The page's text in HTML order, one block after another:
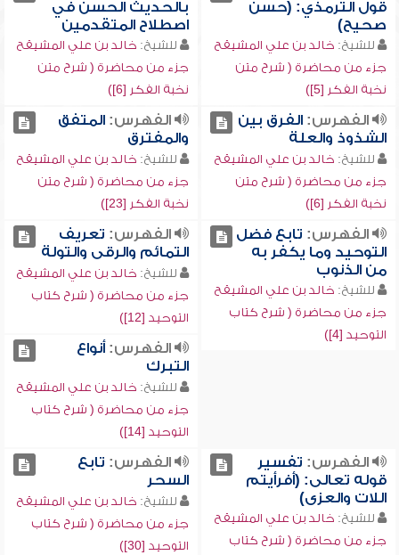
قول الترمذي: (حسن
صحيح)
للشيخ: خالد بن علي المشيقح
جزء من محاضرة ( شرح متن
نخبة الفكر [5])
بالحديث الحسن في
اصطلاح المتقدمين
للشيخ: خالد بن علي المشيقح
جزء من محاضرة ( شرح متن
نخبة الفكر [6])
الفهرس:الفرق بين
الشذوذ والعلة
للشيخ: خالد بن علي المشيقح
جزء من محاضرة ( شرح متن
نخبة الفكر [6])
الفهرس:المتفق
والمفترق
للشيخ: خالد بن علي المشيقح
جزء من محاضرة ( شرح متن
نخبة الفكر [23])
الفهرس: تابع فضل
التوحيد وما يكفر به
من الذنوب
للشيخ: خالد بن علي المشيقح
جزء من محاضرة ( شرح كتاب
التوحيد [4])
الفهرس: تعريف
التمائم والرقى والتولة
للشيخ: خالد بن علي المشيقح
جزء من محاضرة ( شرح كتاب
التوحيد [12])
الفهرس:أنواع
التبرك
للشيخ: خالد بن علي المشيقح
جزء من محاضرة ( شرح كتاب
التوحيد [14])
الفهرس: تفسير
قوله تعالى: (أفرأيتم
اللات والعزى)
للشيخ: خالد بن علي المشيقح
جزء من محاضرة ( شرح كتاب
الفهرس: تابع
السحر
للشيخ: خالد بن علي المشيقح
جزء من محاضرة ( شرح كتاب
التوحيد [30])